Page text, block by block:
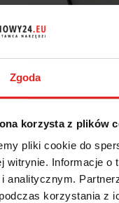
Zgoda
korzysta z plików
pliki cookie do
witrynie. Informacje o
analitycznym.
korzystania z